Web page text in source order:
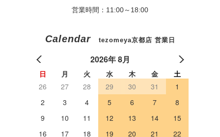
営業時間：11:00～18:00
Calendar tezomeya京都店 営業日
2026年 8月
日 月 火 水 木 金
土
26
27 28 29 30 31
1
2
3 4 5 6 7
8
9
10 11 12 13 14
15
16
17 18 19 20 21
22